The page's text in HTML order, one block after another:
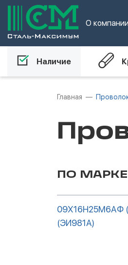
О компании
Наличие
Главная
ПО
09Х16Н25М6АФ
(ЭИ981А)